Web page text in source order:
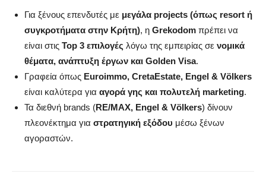
Για ξένους επενδυτές με μεγάλα projects (όπως resort ή
συγκροτήματα στην Κρήτη), η Grekodom πρέπει να
είναι στις Top 3 επιλογές λόγω της εμπειρίας σε νομικά
θέματα, ανάπτυξη έργων και Golden Visa.
Γραφεία όπως Euroimmo, CretaEstate, Engel & Völkers
είναι καλύτερα για αγορά γης και πολυτελή marketing.
Τα διεθνή brands (RE/MAX, Engel & Völkers) δίνουν
πλεονέκτημα για στρατηγική εξόδου μέσω ξένων
αγοραστών.